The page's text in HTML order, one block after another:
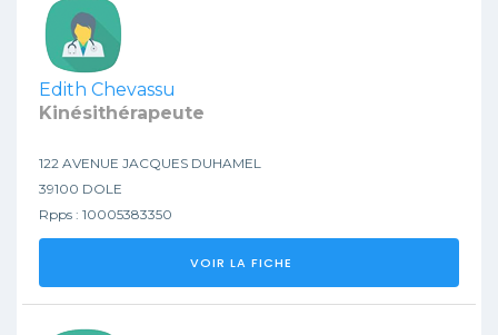
Edith Chevassu
Kinésithérapeute
122 AVENUE JACQUES DUHAMEL
39100 DOLE
Rpps : 10005383350
VOIR LA FICHE